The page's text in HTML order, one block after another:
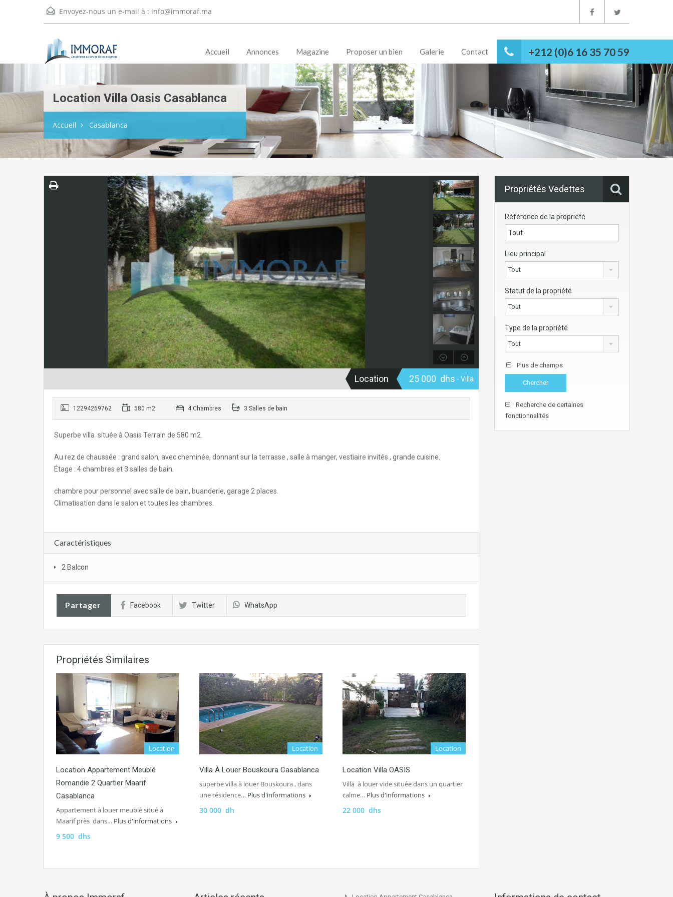
Envoyez-nous un e-mail à : info@immoraf.ma
+212 (0)6 16 35 70 59
Accueil Annonces Magazine Proposer un bien Galerie Contact
Location Villa Oasis Casablanca
Accueil Casablanca
Location 25 000 dhs - Villa
12294269762 580 m2 4 Chambres 3 Salles de bain
Superbe villa située à Oasis Terrain de 580 m2.
Au rez de chaussée : grand salon, avec cheminée, donnant sur la terrasse , salle à manger, vestiaire invités , grande cuisine.
Étage : 4 chambres et 3 salles de bain.
chambre pour personnel avec salle de bain, buanderie, garage 2 places.
Climatisation dans le salon et toutes les chambres.
Caractéristiques
2 Balcon
Partager Facebook Twitter WhatsApp
Propriétés Similaires
Location
Location Appartement Meublé
Romandie 2 Quartier Maarif
Casablanca
Appartement à louer meublé situé à
Maarif près dans… Plus d'informations
9 500 dhs
Location
Villa À Louer Bouskoura Casablanca
superbe villa à louer Bouskoura , dans
une résidence… Plus d'informations
30 000 dh
Location
Location Villa OASIS
Villa à louer vide située dans un quartier
calme… Plus d'informations
22 000 dhs
Propriétés Vedettes
Référence de la propriété
Lieu principal
Tout
Statut de la propriété
Tout
Type de la propriété
Tout
Plus de champs
Recherche de certaines
fonctionnalités